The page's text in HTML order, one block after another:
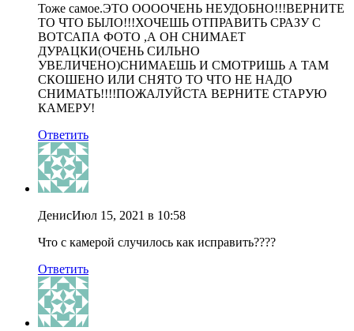
Тоже самое.ЭТО ООООЧЕНЬ НЕУДОБНО!!!ВЕРНИТЕ
ТО ЧТО БЫЛО!!!ХОЧЕШЬ ОТПРАВИТЬ СРАЗУ С
ВОТСАПА ФОТО ,А ОН СНИМАЕТ
ДУРАЦКИ(ОЧЕНЬ СИЛЬНО
УВЕЛИЧЕНО)СНИМАЕШЬ И СМОТРИШЬ А ТАМ
СКОШЕНО ИЛИ СНЯТО ТО ЧТО НЕ НАДО
СНИМАТЬ!!!!ПОЖАЛУЙСТА ВЕРНИТЕ СТАРУЮ
КАМЕРУ!
Ответить
ДенисИюл 15, 2021 в 10:58
Что с камерой случилось как исправить????
Ответить